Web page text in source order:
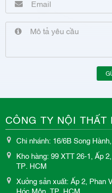
CÔNG TY NỘI THẤT
Chi nhánh: 16/6B Song
Kho hàng: 99 XTT 26-1, Ấp
TP. HCM
Xưởng sản xuất: Ấp 2, Phan
Hóc Môn, TP. HCM